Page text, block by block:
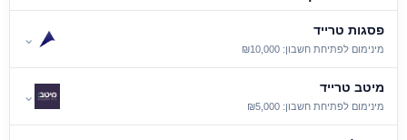
פסגות טרייד
מינימום לפתיחת חשבון: ₪10,000
⌄
מיטב טרייד
מינימום לפתיחת חשבון: ₪5,000
⌄